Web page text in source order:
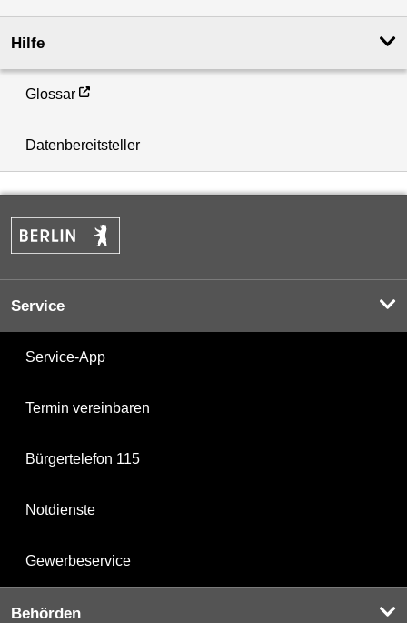
Hilfe
Glossar
Datenbereitsteller
Service
Service-App
Termin vereinbaren
Bürgertelefon 115
Notdienste
Gewerbeservice
Behörden